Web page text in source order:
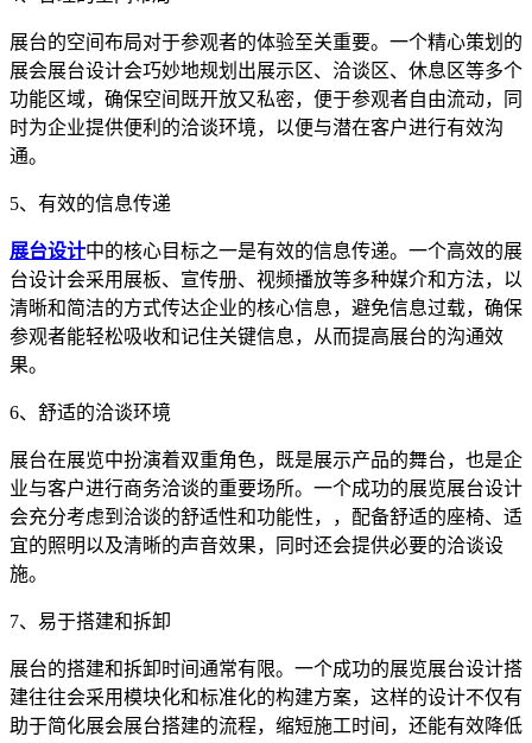
展台的空间布局对于参观者的体验至关重要。一个精心策划的
展会展台设计会巧妙地规划出展示区、洽谈区、休息区等多个
功能区域，确保空间既开放又私密，便于参观者自由流动，同
时为企业提供便利的洽谈环境，以便与潜在客户进行有效沟
通。
5、有效的信息传递
展台设计中的核心目标之一是有效的信息传递。一个高效的展
台设计会采用展板、宣传册、视频播放等多种媒介和方法，以
清晰和简洁的方式传达企业的核心信息，避免信息过载，确保
参观者能轻松吸收和记住关键信息，从而提高展台的沟通效
果。
6、舒适的洽谈环境
展台在展览中扮演着双重角色，既是展示产品的舞台，也是企
业与客户进行商务洽谈的重要场所。一个成功的展览展台设计
会充分考虑到洽谈的舒适性和功能性，，配备舒适的座椅、适
宜的照明以及清晰的声音效果，同时还会提供必要的洽谈设
施。
7、易于搭建和拆卸
展台的搭建和拆卸时间通常有限。一个成功的展览展台设计搭
建往往会采用模块化和标准化的构建方案，这样的设计不仅有
助于简化展会展台搭建的流程，缩短施工时间，还能有效降低